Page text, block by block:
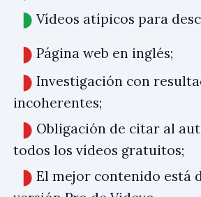
Vídeos atípicos para
Página web en inglés;
Investigación con
incoherentes;
Obligación de citar al
todos los vídeos gratuitos;
El mejor contenido está